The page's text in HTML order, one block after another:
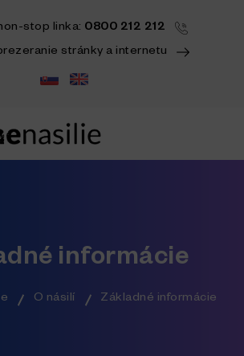
stop linka: 0800 212 212
stránky a internetu
informácie
O násilí Základné informácie